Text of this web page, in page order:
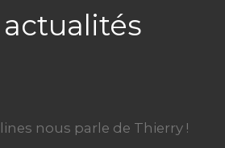
actualités
nous parle de Thierry !